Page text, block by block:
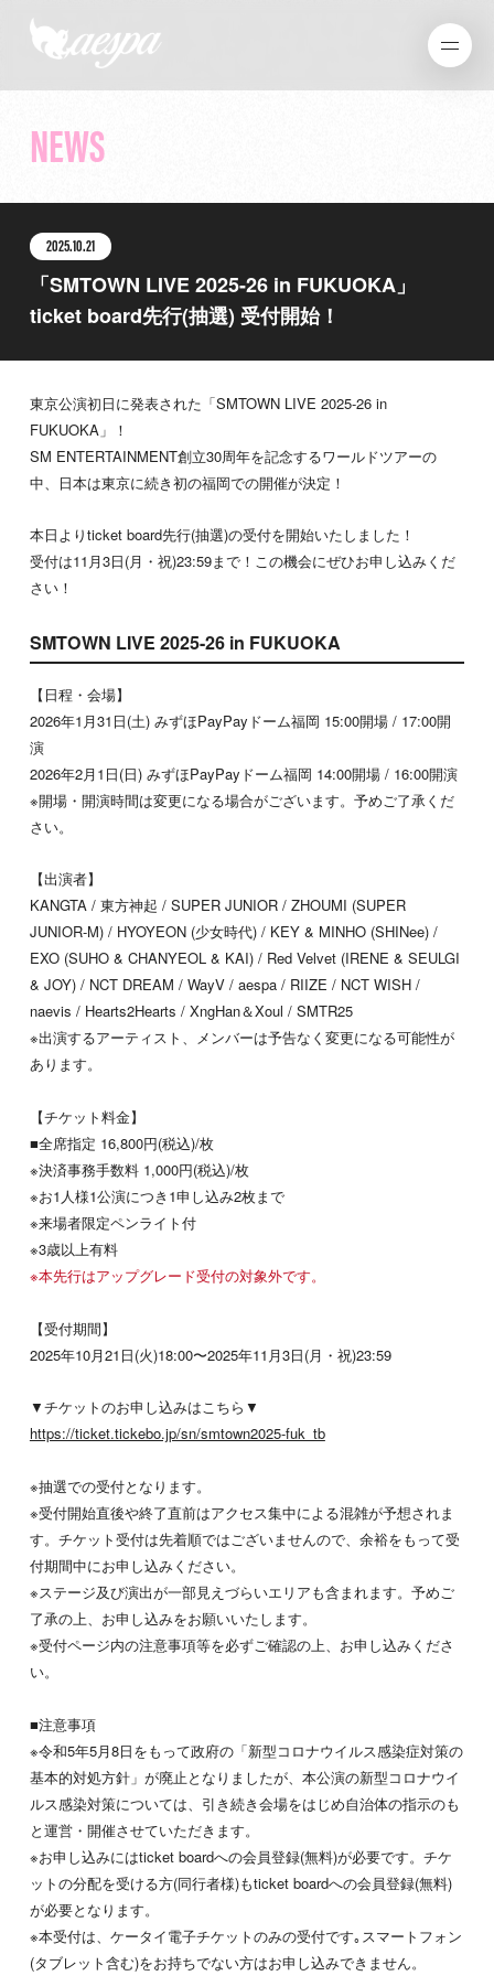
NEWS
2025.10.21
「SMTOWN LIVE 2025-26 in FUKUOKA」
ticket board先行(抽選) 受付開始！
東京公演初日に発表された「SMTOWN LIVE 2025-26 in
FUKUOKA」！
SM ENTERTAINMENT創立30周年を記念するワールドツアーの
中、日本は東京に続き初の福岡での開催が決定！
本日よりticket board先行(抽選)の受付を開始いたしました！
受付は11月3日(月・祝)23:59まで！この機会にぜひお申し込みくだ
さい！
SMTOWN LIVE 2025-26 in FUKUOKA
【日程・会場】
2026年1月31日(土) みずほPayPayドーム福岡 15:00開場 / 17:00開
演
2026年2月1日(日) みずほPayPayドーム福岡 14:00開場 / 16:00開演
※開場・開演時間は変更になる場合がございます。予めご了承くだ
さい。
【出演者】
KANGTA / 東方神起 / SUPER JUNIOR / ZHOUMI (SUPER
JUNIOR-M) / HYOYEON (少女時代) / KEY & MINHO (SHINee) /
EXO (SUHO & CHANYEOL & KAI) / Red Velvet (IRENE & SEULGI
& JOY) / NCT DREAM / WayV / aespa / RIIZE / NCT WISH /
naevis / Hearts2Hearts / XngHan＆Xoul / SMTR25
※出演するアーティスト、メンバーは予告なく変更になる可能性が
あります。
【チケット料金】
■全席指定 16,800円(税込)/枚
※決済事務手数料 1,000円(税込)/枚
※お1人様1公演につき1申し込み2枚まで
※来場者限定ペンライト付
※3歳以上有料
※本先行はアップグレード受付の対象外です。
【受付期間】
2025年10月21日(火)18:00〜2025年11月3日(月・祝)23:59
▼チケットのお申し込みはこちら▼
https://ticket.tickebo.jp/sn/smtown2025-fuk_tb
※抽選での受付となります。
※受付開始直後や終了直前はアクセス集中による混雑が予想されま
す。チケット受付は先着順ではございませんので、余裕をもって受
付期間中にお申し込みください。
※ステージ及び演出が一部見えづらいエリアも含まれます。予めご
了承の上、お申し込みをお願いいたします。
※受付ページ内の注意事項等を必ずご確認の上、お申し込みくださ
い。
■注意事項
※令和5年5月8日をもって政府の「新型コロナウイルス感染症対策の
基本的対処方針」が廃止となりましたが、本公演の新型コロナウイ
ルス感染対策については、引き続き会場をはじめ自治体の指示のも
と運営・開催させていただきます。
※お申し込みにはticket boardへの会員登録(無料)が必要です。チケ
ットの分配を受ける方(同行者様)もticket boardへの会員登録(無料)
が必要となります。
※本受付は、ケータイ電子チケットのみの受付です｡スマートフォン
(タブレット含む)をお持ちでない方はお申し込みできません。